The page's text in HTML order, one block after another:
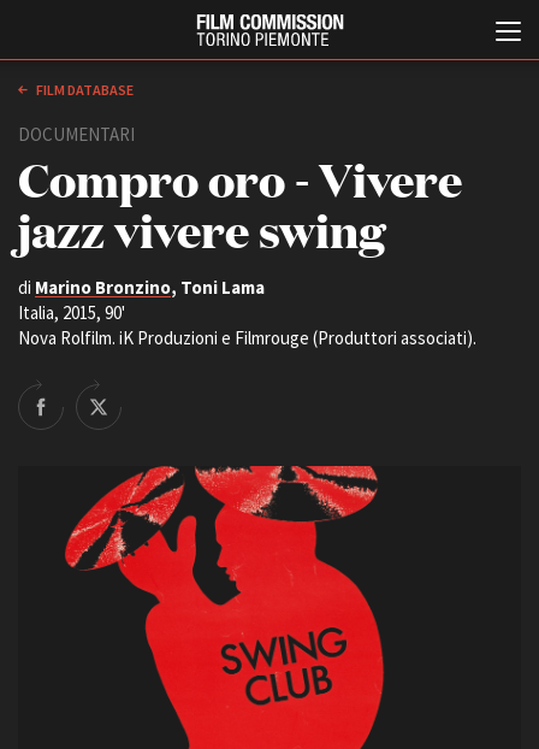
ABOUT
Chi siamo
La sede
Partner
Rete regionale
Bilancio sociale
Amministrazione
Sostenibilità ambientale
Production Days
Avenue Cove - Erasmus +
Guarda che storia!
La Grazia - Immagini e
location della Torino di Paolo
Sorrentino
Open Day
Ciak in TOur!
FESTIVAL, MARKETS,
AWARDS
FILM DATABASE
DOCUMENTARI
Compro oro - Vivere
jazz vivere swing
di Marino Bronzino, Toni Lama
Italia, 2015, 90'
Nova Rolfilm. iK Produzioni e Filmrouge (Produttori associati).